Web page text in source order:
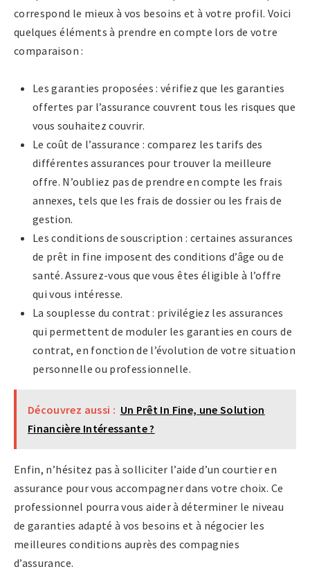
correspond le mieux à vos besoins et à votre profil. Voici
quelques éléments à prendre en compte lors de votre
comparaison :
Les garanties proposées : vérifiez que les garanties
offertes par l’assurance couvrent tous les risques que
vous souhaitez couvrir.
Le coût de l’assurance : comparez les tarifs des
différentes assurances pour trouver la meilleure
offre. N’oubliez pas de prendre en compte les frais
annexes, tels que les frais de dossier ou les frais de
gestion.
Les conditions de souscription : certaines assurances
de prêt in fine imposent des conditions d’âge ou de
santé. Assurez-vous que vous êtes éligible à l’offre
qui vous intéresse.
La souplesse du contrat : privilégiez les assurances
qui permettent de moduler les garanties en cours de
contrat, en fonction de l’évolution de votre situation
personnelle ou professionnelle.
Découvrez aussi : Un Prêt In Fine, une Solution
Financière Intéressante ?
Enfin, n’hésitez pas à solliciter l’aide d’un courtier en
assurance pour vous accompagner dans votre choix. Ce
professionnel pourra vous aider à déterminer le niveau
de garanties adapté à vos besoins et à négocier les
meilleures conditions auprès des compagnies
d’assurance.